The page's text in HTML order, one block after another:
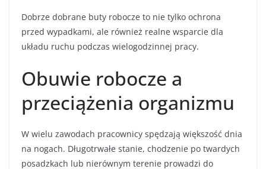
Dobrze dobrane buty robocze to nie tylko ochrona
przed wypadkami, ale również realne wsparcie dla
układu ruchu podczas wielogodzinnej pracy.
Obuwie robocze a
przeciążenia organizmu
W wielu zawodach pracownicy spędzają większość dnia
na nogach. Długotrwałe stanie, chodzenie po twardych
posadzkach lub nierównym terenie prowadzi do